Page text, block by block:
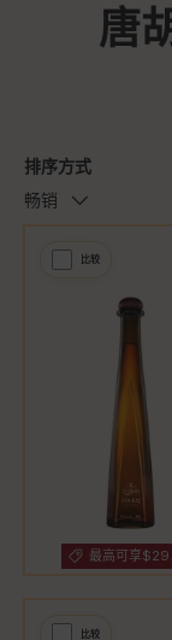
唐
排序方式
畅销
比较
最高可享
比较